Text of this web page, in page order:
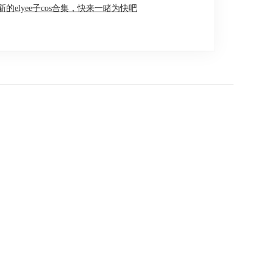
的elyee子cos合集，快来一睹为快吧